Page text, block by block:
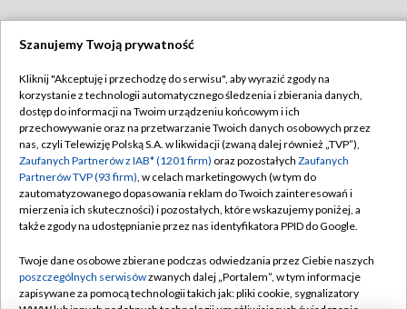
TVP
Abonament TVP
Sklep TVP
Biuro Reklamy
Oferta Handlowa
Telegazeta ogłoszenia
Rada Programowa
Ogłoszenia przetargowe
Regulamin TVP
Polityka prywatności
Moje zgody
Biuro reklamy
Kontakt
Kanały
Szanujemy Twoją prywatność
Kliknij "Akceptuję i przechodzę do serwisu", aby wyrazić zgody na
korzystanie z technologii automatycznego śledzenia i zbierania danych,
dostęp do informacji na Twoim urządzeniu końcowym i ich
przechowywanie oraz na przetwarzanie Twoich danych osobowych przez
nas, czyli Telewizję Polską S.A. w likwidacji (zwaną dalej również „TVP”),
Zaufanych Partnerów z IAB* (1201 firm) oraz pozostałych Zaufanych
Partnerów TVP (93 firm), w celach marketingowych (w tym do
zautomatyzowanego dopasowania reklam do Twoich zainteresowań i
mierzenia ich skuteczności) i pozostałych, które wskazujemy poniżej, a
także zgody na udostępnianie przez nas identyfikatora PPID do Google.
Twoje dane osobowe zbierane podczas odwiedzania przez Ciebie naszych
poszczególnych serwisówzwanych dalej „Portalem”, w tym informacje
zapisywane za pomocą technologii takich jak: pliki cookie, sygnalizatory